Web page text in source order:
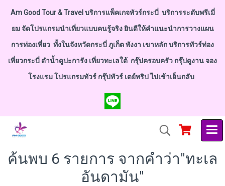
Am Good Tour & Travel บริการแพ็คเกจทัวร์กระบี่ บริการระดับพรีเมี่
ยม จัดโปรแกรมนำเที่ยวแบบคนรู้จริง ยินดีให้คำแนะนำการวางแผน
การท่องเที่ยว ทั้งในจังหวัดกระบี่ ภูเก็ต พังงา เขาหลัก บริการทัวร์ท่อง
เที่ยวกระบี่ ดำน้ำดูปะการัง เที่ยวทะเลใต้ กรุ๊ปครอบครัว กรุ๊ปดูงาน จอง
โรงแรม โปรแกรมทัวร์ กรุ๊ปทัวร์ เดย์ทริป ไปเช้าเย็นกลับ
ค้นพบ 6 รายการ จากคำว่า"ทะเล
อันดามัน"